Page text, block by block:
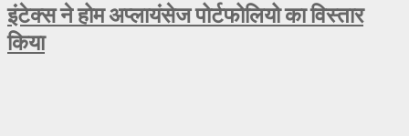
इंटेक्स ने होम अप्लायंसेज पोर्टफोलियो का विस्तार
किया